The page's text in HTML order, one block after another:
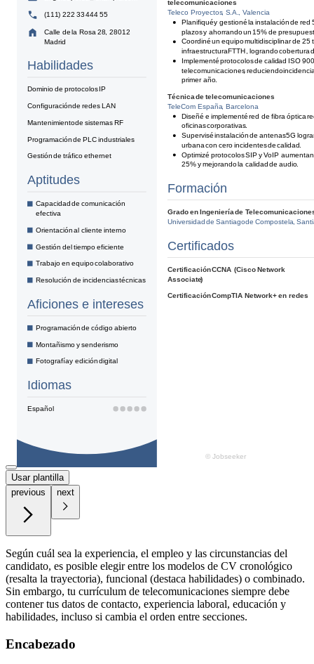
Usar plantilla
previous
next
Según cuál sea la experiencia, el empleo y las circunstancias del
candidato, es posible elegir entre los modelos de CV cronológico
(resalta la trayectoria), funcional (destaca habilidades) o combinado.
Sin embargo, tu currículum de telecomunicaciones siempre debe
contener tus datos de contacto, experiencia laboral, educación y
habilidades, incluso si cambia el orden entre secciones.
Encabezado